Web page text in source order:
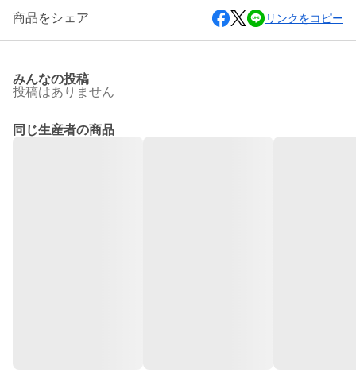
商品をシェア リンクをコピー
みんなの投稿
投稿はありません
同じ生産者の商品